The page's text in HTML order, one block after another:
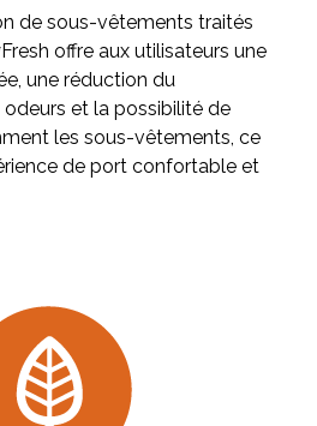
de sous-vêtements traités
offre aux utilisateurs une
une réduction du
et la possibilité de
les sous-vêtements, ce
de port confortable et